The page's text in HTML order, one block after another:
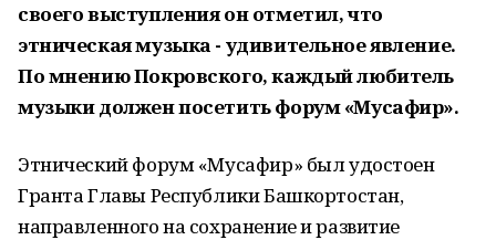
своего выступления он отметил, что
этническая музыка - удивительное явление.
По мнению Покровского, каждый любитель
музыки должен посетить форум «Мусафир».
Этнический форум «Мусафир» был удостоен
Гранта Главы Республики Башкортостан,
направленного на сохранение и развитие